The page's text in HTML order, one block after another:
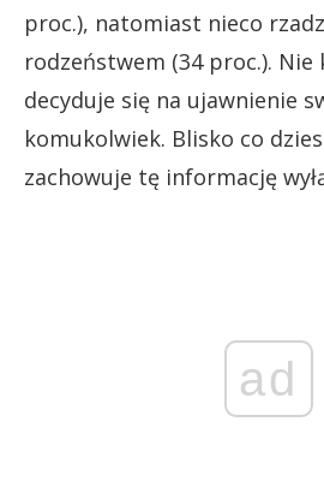
proc.), natomiast nieco
rodzeństwem (34 proc.). Nie
decyduje się na ujawnienie
komukolwiek. Blisko co
zachowuje tę informację
ad